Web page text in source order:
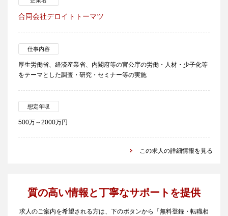
合同会社デロイトトーマツ
仕事内容
厚生労働省、経済産業省、内閣府等の官公庁の労働・人材・少子化等
をテーマとした調査・研究・セミナー等の実施
想定年収
500万～2000万円
この求人の詳細情報を見る
質の高い情報と丁寧なサポートを提供
求人のご案内を希望される方は、下のボタンから「無料登録・転職相